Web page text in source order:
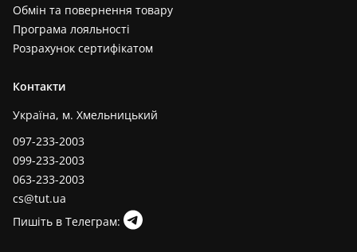
Обмін та повернення товару
Програма лояльності
Розрахунок сертифікатом
Контакти
Україна, м. Хмельницький
097-233-2003
099-233-2003
063-233-2003
cs@tut.ua
Пишіть в Телеграм: